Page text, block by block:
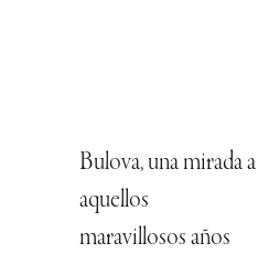
Bulova, una mirada a
aquellos
maravillosos años